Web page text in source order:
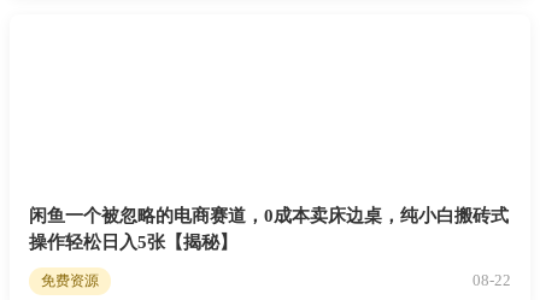
闲鱼一个被忽略的电商赛道，0成本卖床边桌，纯小白搬砖式
操作轻松日入5张【揭秘】
免费资源 08-22